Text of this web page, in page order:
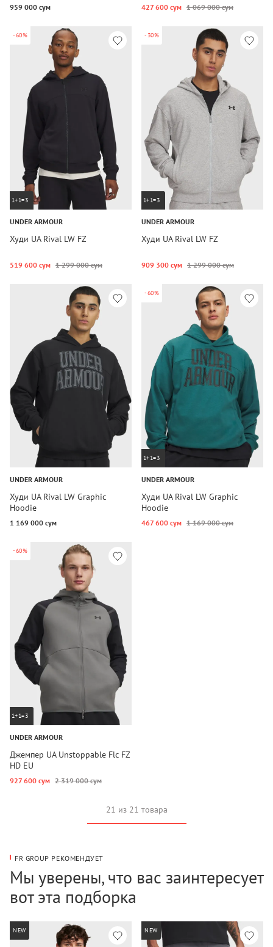
959 000 сум 427 600 сум 1 069 000 сум
-60%
1+1=3
UNDER ARMOUR
Худи UA Rival LW FZ
519 600 сум 1 299 000 сум
-30%
1+1=3
UNDER ARMOUR
Худи UA Rival LW FZ
909 300 сум 1 299 000 сум
UNDER ARMOUR
Худи UA Rival LW Graphic
Hoodie
1 169 000 сум
-60%
1+1=3
UNDER ARMOUR
Худи UA Rival LW Graphic
Hoodie
467 600 сум 1 169 000 сум
-60%
1+1=3
UNDER ARMOUR
Джемпер UA Unstoppable Flc FZ
HD EU
927 600 сум 2 319 000 сум
21 из 21 товара
FR GROUP РЕКОМЕНДУЕТ
Мы уверены, что вас заинтересует
вот эта подборка
NEW NEW